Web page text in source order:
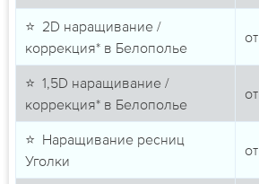
⭐ 2D наращивание /
коррекция* в Белополье
от
⭐ 1,5D наращивание /
коррекция* в Белополье
от
⭐ Наращивание ресниц
Уголки
от